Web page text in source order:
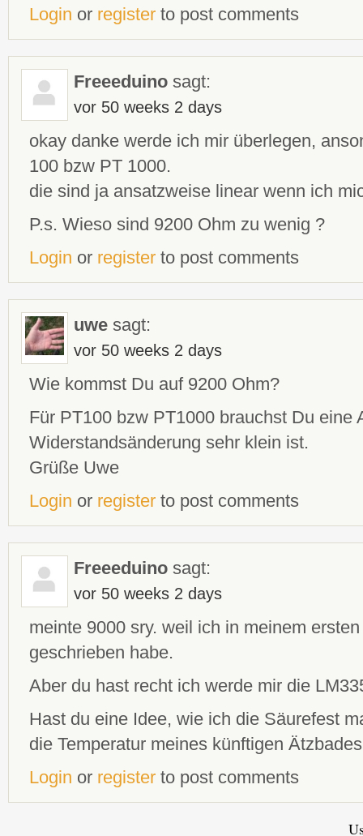
Login or register to post comments
Freeeduino sagt:
vor 50 weeks 2 days
okay danke werde ich mir überlegen,
100 bzw PT 1000.
die sind ja ansatzweise linear wenn ich
P.s. Wieso sind 9200 Ohm zu wenig ?
Login or register to post comments
uwe sagt:
vor 50 weeks 2 days
Wie kommst Du auf 9200 Ohm?
Für PT100 bzw PT1000 brauchst Du eine
Widerstandsänderung sehr klein ist.
Grüße Uwe
Login or register to post comments
Freeeduino sagt:
vor 50 weeks 2 days
meinte 9000 sry. weil ich in meinem
geschrieben habe.
Aber du hast recht ich werde mir die
Hast du eine Idee, wie ich die Säurefest
die Temperatur meines künftigen
Login or register to post comments